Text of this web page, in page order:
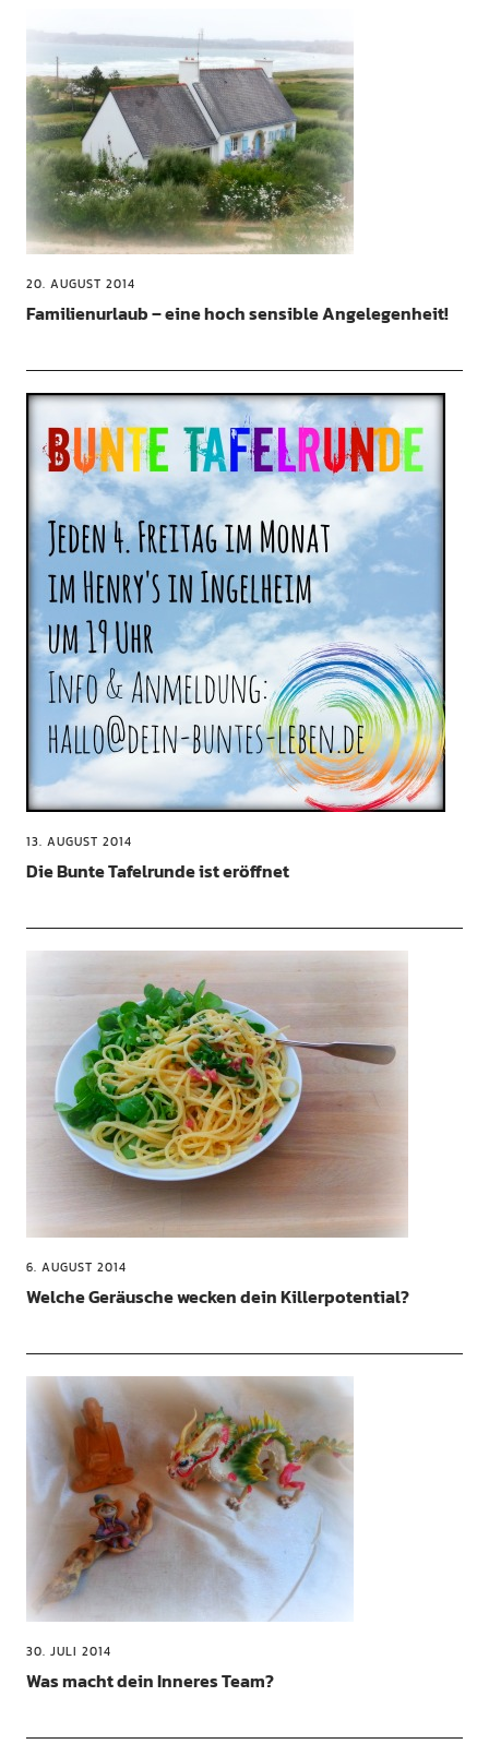
20. AUGUST 2014
Familienurlaub – eine hoch sensible Angelegenheit!
13. AUGUST 2014
Die Bunte Tafelrunde ist eröffnet
6. AUGUST 2014
Welche Geräusche wecken dein Killerpotential?
30. JULI 2014
Was macht dein Inneres Team?